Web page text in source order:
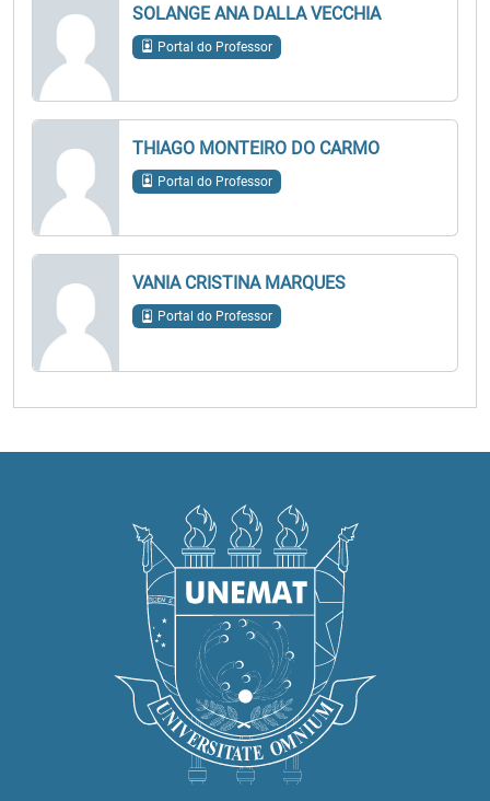
SOLANGE ANA DALLA VECCHIA
Portal do Professor
THIAGO MONTEIRO DO CARMO
Portal do Professor
VANIA CRISTINA MARQUES
Portal do Professor